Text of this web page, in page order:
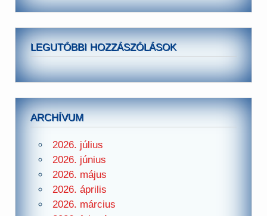
LEGUTÓBBI HOZZÁSZÓLÁSOK
ARCHÍVUM
2026. július
2026. június
2026. május
2026. április
2026. március